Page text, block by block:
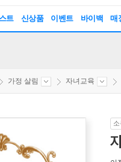
트 신상품 이벤트 바이백 매
가정 살림 자녀교육